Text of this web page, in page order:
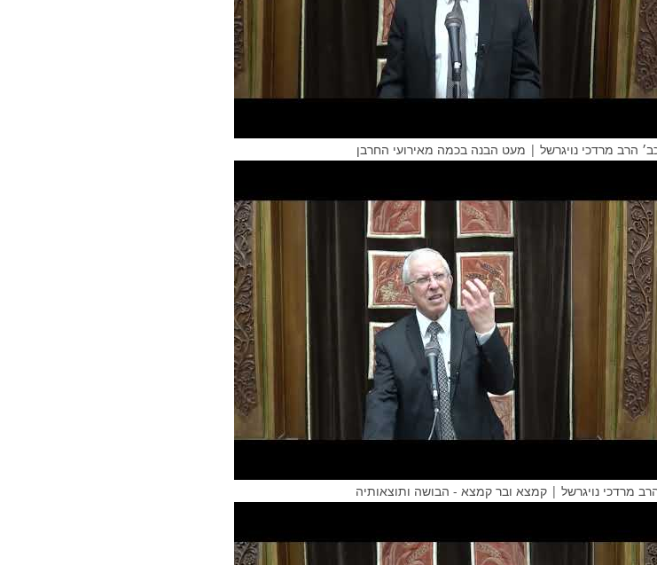
הרב מרדכי נויגרשל | מעט הבנה בכמה מאירועי החרבן
מרדכי נויגרשל | קמצא ובר קמצא - הבושה ותוצאותיה